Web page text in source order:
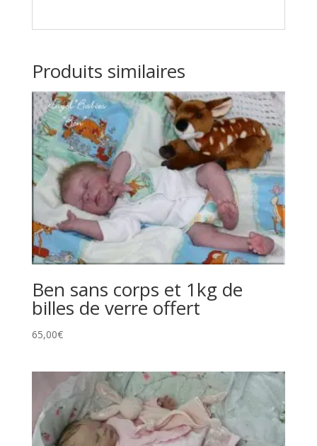
Produits similaires
Ben sans corps et 1kg de
billes de verre offert
65,00€